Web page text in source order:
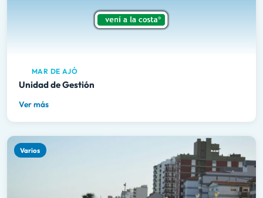
MAR DE AJÓ
Unidad de Gestión
Ver más
Varios